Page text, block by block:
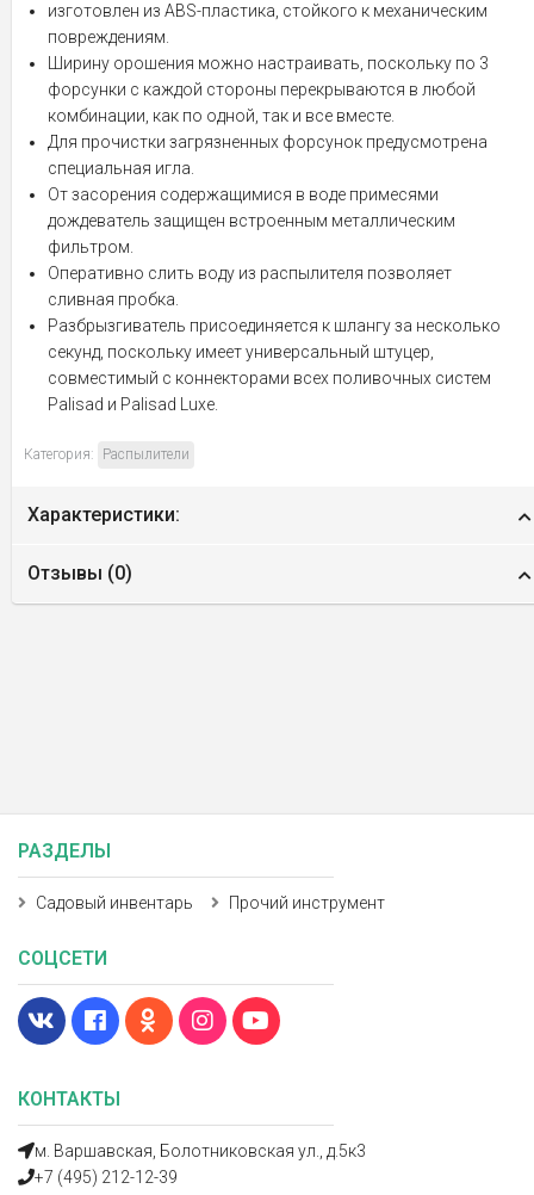
изготовлен из ABS-пластика, стойкого к механическим
повреждениям.
Ширину орошения можно настраивать, поскольку по 3
форсунки с каждой стороны перекрываются в любой
комбинации, как по одной, так и все вместе.
Для прочистки загрязненных форсунок предусмотрена
специальная игла.
От засорения содержащимися в воде примесями
дождеватель защищен встроенным металлическим
фильтром.
Оперативно слить воду из распылителя позволяет
сливная пробка.
Разбрызгиватель присоединяется к шлангу за несколько
секунд, поскольку имеет универсальный штуцер,
совместимый с коннекторами всех поливочных систем
Palisad и Palisad Luxe.
Категория: Распылители
Характеристики:
Отзывы (0)
КОНТАКТЫ
м. Варшавская, Болотниковская ул., д.5к3
+7 (495) 212-12-39
РАЗДЕЛЫ
Садовый инвентарь Прочий инструмент
СОЦСЕТИ